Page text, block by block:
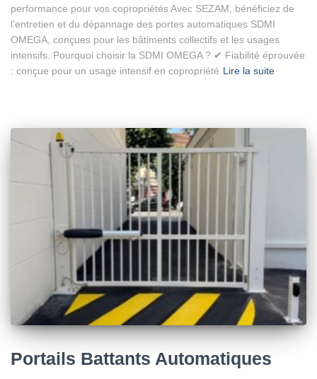
performance pour vos copropriétés Avec SEZAM, bénéficiez de
l’entretien et du dépannage des portes automatiques SDMI
OMEGA, conçues pour les bâtiments collectifs et les usages
intensifs. Pourquoi choisir la SDMI OMEGA ? ✔ Fiabilité éprouvée
: conçue pour un usage intensif en copropriété Lire la suite
Portails Battants Automatiques